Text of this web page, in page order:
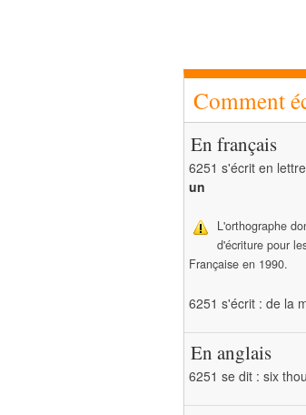
Comment
En français
6251 s'écrit en
un
L'orthographe
d'écriture pour
Française en 1990.
6251 s'écrit : de la
En anglais
6251 se dit : six